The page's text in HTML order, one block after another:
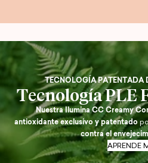
TECNOLOGÍA PATENTADA
Tecnología PLE
Nuestra Ilumina CC Creamy
antioxidante exclusivo y patentado
contra el
APRENDE